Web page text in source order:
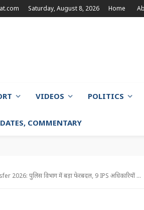
Saturday, August 8, 2026 Home
VIDEOS POLITICS
COMMENTARY
2026: पुलिस विभाग में बड़ा फेरबदल, 9 IPS अधिकारियों के तबादले